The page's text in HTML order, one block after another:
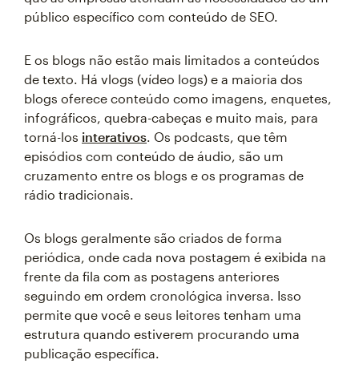
público específico com conteúdo de SEO.
E os blogs não estão mais limitados a conteúdos
de texto. Há vlogs (vídeo logs) e a maioria dos
blogs oferece conteúdo como imagens, enquetes,
infográficos, quebra-cabeças e muito mais, para
torná-los interativos. Os podcasts, que têm
episódios com conteúdo de áudio, são um
cruzamento entre os blogs e os programas de
rádio tradicionais.
Os blogs geralmente são criados de forma
periódica, onde cada nova postagem é exibida na
frente da fila com as postagens anteriores
seguindo em ordem cronológica inversa. Isso
permite que você e seus leitores tenham uma
estrutura quando estiverem procurando uma
publicação específica.